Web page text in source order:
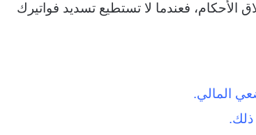
الأحكام، فعندما لا تستطيع تسديد فواتيرك
المالي.
ذلك.